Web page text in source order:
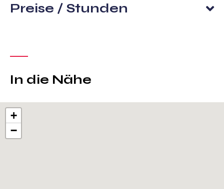
Preise / Stunden
In die Nähe
+
−